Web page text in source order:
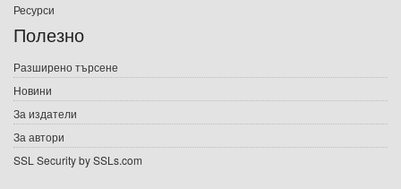
Е-списания
Подаръци
Ваучери
Ресурси
Полезно
Разширено търсене
Новини
За издатели
За автори
SSL Security by SSLs.com